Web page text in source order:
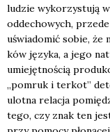
ludzie wyko­rzy­stu­ją
odde­cho­wych,
uświa­do­mić sobie,
ków języ­ka, a jego
umie­jęt­no­ścią
„pomruk i ter­kot”
ulot­na rela­cja
tego, czy znak ten